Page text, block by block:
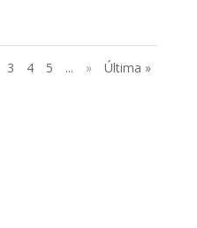
3 4 5 ... » Última »